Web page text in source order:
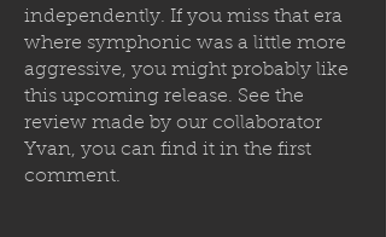
independently. If you miss that era
where symphonic was a little more
aggressive, you might probably like
this upcoming release. See the
review made by our collaborator
Yvan, you can find it in the first
comment.